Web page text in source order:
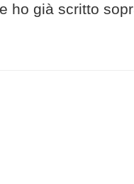
ho già scritto